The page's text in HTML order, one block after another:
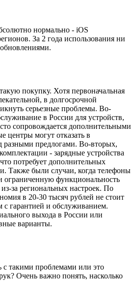
нормально - iOS
За 2 года использования ни
покупку. Хотя первоначальная
в долгосрочной
серьезные проблемы. Во-
в России для устройств,
сопровождается дополнительными
центры могут отказать в
разными предлогами. Во-вторых,
- зарядные устройства
потребует дополнительных
Также были случаи, когда телефоны
ограниченную функциональность
за региональных настроек. По
в 20-30 тысяч рублей не стоит
гарантией и обслуживанием.
выхода в России или
варианты.
с такими проблемами или это
Очень важно понять, насколько